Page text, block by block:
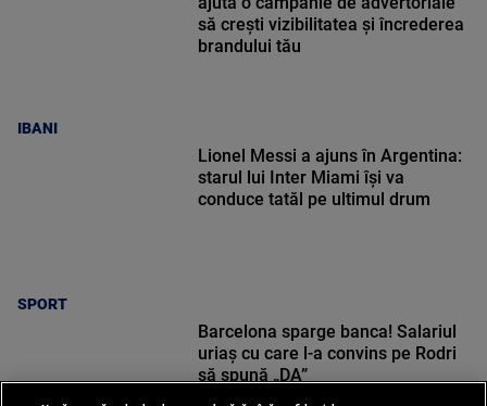
IBANI
să crești vizibilitatea și încrederea
brandului tău
SPORT
Lionel Messi a ajuns în Argentina:
starul lui Inter Miami își va
conduce tatăl pe ultimul drum
Barcelona sparge banca! Salariul
uriaș cu care l-a convins pe Rodri
să spună „DA”